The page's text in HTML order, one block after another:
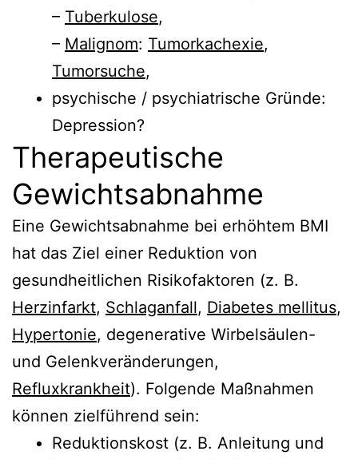
– Tuberkulose,
– Malignom: Tumorkachexie,
Tumorsuche,
psychische / psychiatrische Gründe:
Depression?
Therapeutische
Gewichtsabnahme
Eine Gewichtsabnahme bei erhöhtem BMI
hat das Ziel einer Reduktion von
gesundheitlichen Risikofaktoren (z. B.
Herzinfarkt, Schlaganfall, Diabetes mellitus,
Hypertonie, degenerative Wirbelsäulen-
und Gelenkveränderungen,
Refluxkrankheit). Folgende Maßnahmen
können zielführend sein:
Reduktionskost (z. B. Anleitung und